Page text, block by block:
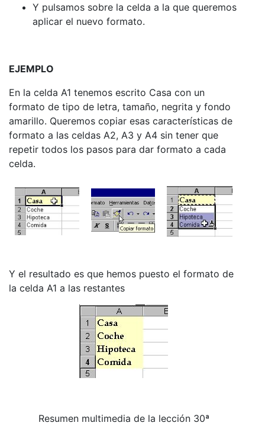
Y pulsamos sobre la celda a la que queremos
aplicar el nuevo formato.
EJEMPLO
En la celda A1 tenemos escrito Casa con un
formato de tipo de letra, tamaño, negrita y fondo
amarillo. Queremos copiar esas características de
formato a las celdas A2, A3 y A4 sin tener que
repetir todos los pasos para dar formato a cada
celda.
Y el resultado es que hemos puesto el formato de
la celda A1 a las restantes
Resumen multimedia de la lección 30ª